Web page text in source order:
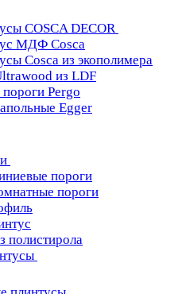
COSCA DECOR
МДФ Cosca
Cosca из экополимера
из LDF
Pergo
Egger
пороги
пороги
полистирола